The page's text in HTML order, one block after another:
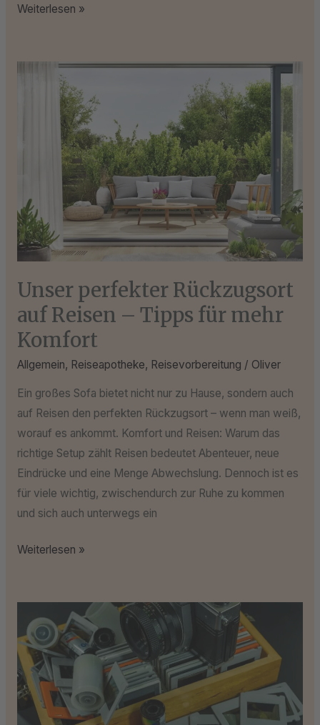
Weiterlesen »
Unser perfekter Rückzugsort
auf Reisen – Tipps für mehr
Komfort
Allgemein, Reiseapotheke, Reisevorbereitung / Oliver
Ein großes Sofa bietet nicht nur zu Hause, sondern auch
auf Reisen den perfekten Rückzugsort – wenn man weiß,
worauf es ankommt. Komfort und Reisen: Warum das
richtige Setup zählt Reisen bedeutet Abenteuer, neue
Eindrücke und eine Menge Abwechslung. Dennoch ist es
für viele wichtig, zwischendurch zur Ruhe zu kommen
und sich auch unterwegs ein
perfekter
Rückzugsort
für
mehr
Komfort
Weiterlesen »
oder
Profi-
Service?
Was
bei